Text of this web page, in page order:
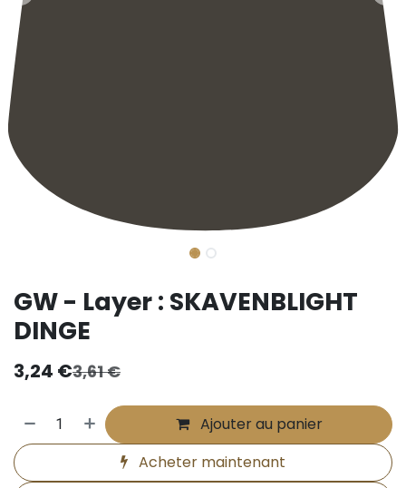
GW - Layer : SKAVENBLIGHT
DINGE
3,24 €3,61€
Ajouter au panier
Acheter maintenant